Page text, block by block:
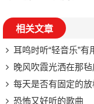
相关文章
耳鸣时听“轻音乐”有
晚风吹霞光洒在那
每天是否有固定的放
恐怖又好听的歌曲